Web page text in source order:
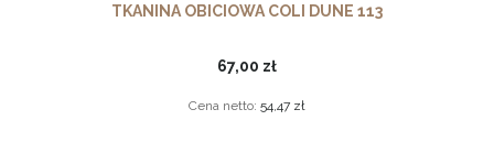
TKANINA OBICIOWA COLI DUNE 113
67,00 zł
Cena netto: 54,47 zł